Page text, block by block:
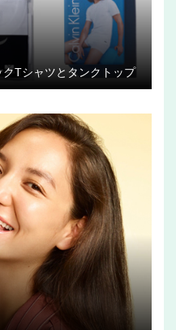
Tシャツとタンクトップ